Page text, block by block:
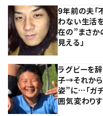
9年前の夫「
わない生活
在の”まさか
見える」
ラグビーを
子→それから
姿”に…「ガチ
囲気変わりす